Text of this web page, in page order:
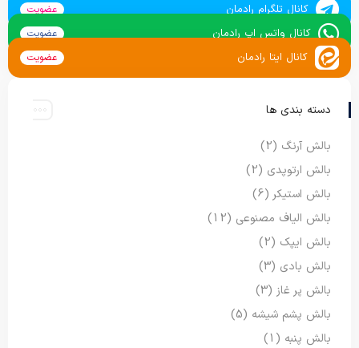
کانال تلگرام رادمان عضویت
کانال واتس اپ رادمان عضویت
کانال ایتا رادمان عضویت
دسته بندی ها
بالش آرنگ (2)
بالش ارتوپدی (2)
بالش استیکر (6)
بالش الیاف مصنوعی (12)
بالش ایپک (2)
بالش بادی (3)
بالش پر غاز (3)
بالش پشم شیشه (5)
بالش پنبه (1)